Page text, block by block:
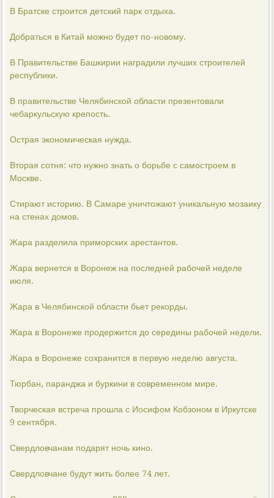
В Братске строится детский парк отдыха.
Добраться в Китай можно будет по-новому.
В Правительстве Башкирии наградили лучших строителей
республики.
В правительстве Челябинской области презентовали
чебаркульскую крепость.
Острая экономическая нужда.
Вторая сотня: что нужно знать о борьбе с самостроем в
Москве.
Стирают историю. В Самаре уничтожают уникальную мозаику
на стенах домов.
Жара разделила приморских арестантов.
Жара вернется в Воронеж на последней рабочей неделе
июля.
Жара в Челябинской области бьет рекорды.
Жара в Воронеже продержится до середины рабочей недели.
Жара в Воронеже сохранится в первую неделю августа.
Тюрбан, паранджа и буркини в современном мире.
Творческая встреча прошла с Иосифом Кобзоном в Иркутске
9 сентября.
Свердловчанам подарят ночь кино.
Свердловчане будут жить более 74 лет.